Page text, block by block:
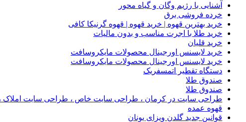
آشنایی با رژیم وگان و گیاه محور
خرده فروشی برق
خرید بهترین قهوه | خرید قهوه | قهوه گرنیکا کافی
خرید طلا با اجرت مناسب و بدون مالیات
خرید قلیان
خرید لایسنس اورجینال محصولات مایکروسافت
خرید لایسنس اورجینال محصولات مایکروسافت
دستگاه تقطیر اتمسفریک
صندوق طلا
صندوق طلا
طراحی سایت در کرمان ، طراحی سایت خاص ، طراحی سایت
قهوه عمده
قوانین جدید گلدن ویزای یونان